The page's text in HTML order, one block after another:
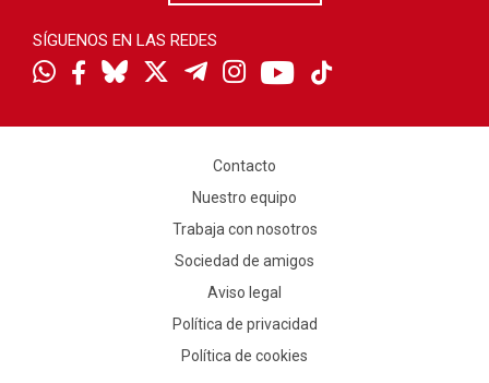
SÍGUENOS EN LAS REDES
Contacto
Nuestro equipo
Trabaja con nosotros
Sociedad de amigos
Aviso legal
Política de privacidad
Política de cookies